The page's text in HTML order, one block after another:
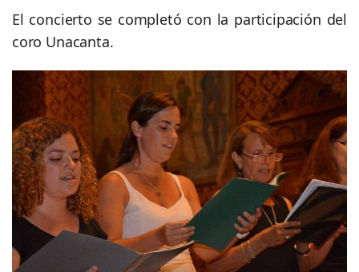
El concierto se completó con la participación del
coro Unacanta.